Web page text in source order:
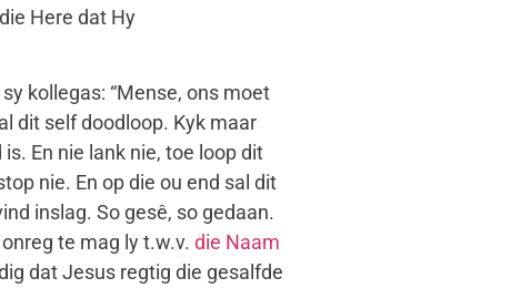
Here dat Hy
kollegas: “Mense, ons moet
dit self doodloop. Kyk maar
En nie lank nie, toe loop dit
nie. En op die ou end sal dit
inslag. So gesê, so gedaan.
te mag ly t.w.v. die Naam
dat Jesus regtig die gesalfde